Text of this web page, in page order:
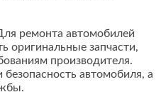
ремонта автомобилей
оригинальные запчасти,
производителя.
автомобиля, а